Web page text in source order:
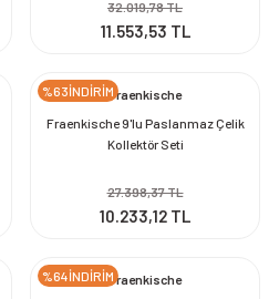
32.019,78 TL
11.553,53 TL
%63İNDİRİMFraenkische
Fraenkische 9'lu Paslanmaz Çelik
Kollektör Seti
27.398,37 TL
10.233,12 TL
%64İNDİRİMFraenkische